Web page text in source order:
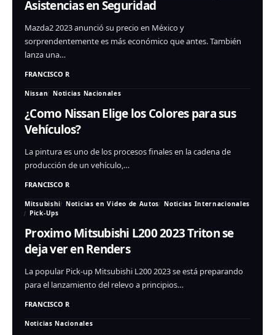
Asistencias en Seguridad
Mazda2 2023 anunció su precio en México y
sorprendentemente es más económico que antes. También
lanza una…
FRANCISCO R
Nissan Noticias Nacionales
¿Como Nissan Elige los Colores para sus
Vehículos?
La pintura es uno de los procesos finales en la cadena de
producción de un vehículo,…
FRANCISCO R
Mitsubishi Noticias en Video de Autos
Noticias Internacionales
Pick-Ups
Proximo Mitsubishi L200 2023 Triton se
deja ver en Renders
La popular Pick-up Mitsubishi L200 2023 se está preparando
para el lanzamiento del relevo a principios…
FRANCISCO R
Noticias Nacionales